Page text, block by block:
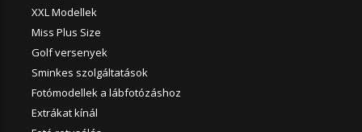
XXL Modellek
Miss Plus Size
Golf versenyek
Sminkes szolgáltatások
Fotómodellek a lábfotózáshoz
Extrákat kínál